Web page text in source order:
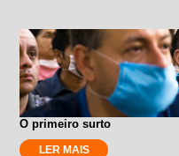
O primeiro surto
LER MAIS